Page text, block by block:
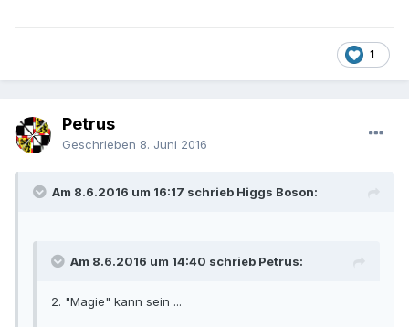
1
Petrus
Geschrieben 8. Juni 2016
Am 8.6.2016 um 16:17 schrieb Higgs Boson:
Am 8.6.2016 um 14:40 schrieb Petrus:
2. "Magie" kann sein ...